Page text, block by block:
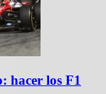
hacer los F1